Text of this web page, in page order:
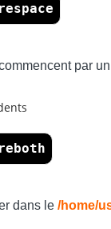
par
dans le /home/